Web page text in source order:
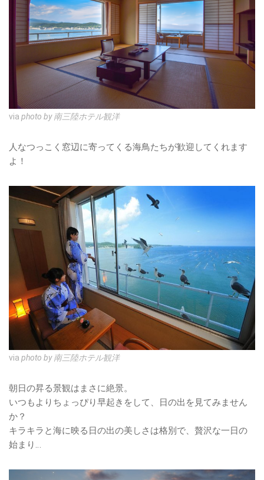
via photo by 南三陸ホテル観洋
人なつっこく窓辺に寄ってくる海鳥たちが歓迎してくれます
よ！
via photo by 南三陸ホテル観洋
朝日の昇る景観はまさに絶景。
いつもよりちょっぴり早起きをして、日の出を見てみません
か？
キラキラと海に映る日の出の美しさは格別で、贅沢な一日の
始まり…